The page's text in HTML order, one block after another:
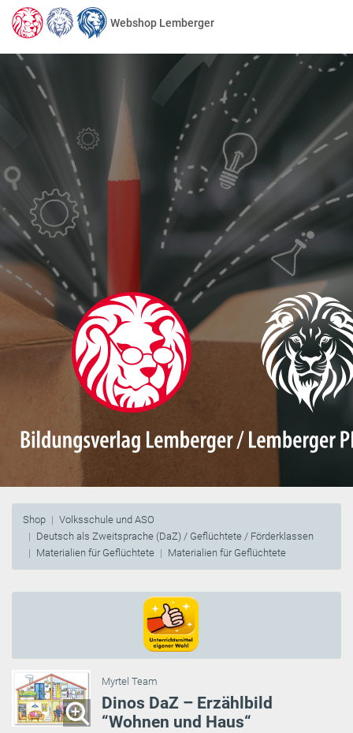
Webshop Lemberger
Shop
Volksschule und ASO
Deutsch als Zweitsprache (DaZ) / Geflüchtete / Förderklassen
Materialien für Geflüchtete
Materialien für Geflüchtete
Myrtel Team
Dinos DaZ – Erzählbild
“Wohnen und Haus“